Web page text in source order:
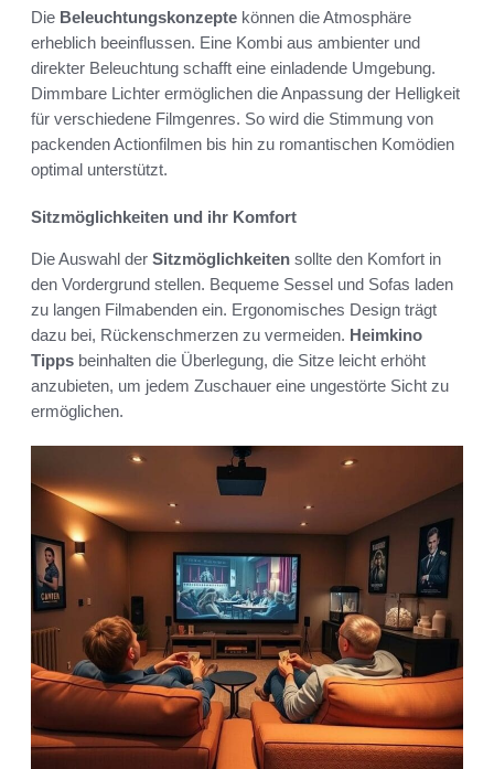
Die Beleuchtungskonzepte können die Atmosphäre
erheblich beeinflussen. Eine Kombi aus ambienter und
direkter Beleuchtung schafft eine einladende Umgebung.
Dimmbare Lichter ermöglichen die Anpassung der Helligkeit
für verschiedene Filmgenres. So wird die Stimmung von
packenden Actionfilmen bis hin zu romantischen Komödien
optimal unterstützt.
Sitzmöglichkeiten und ihr Komfort
Die Auswahl der Sitzmöglichkeiten sollte den Komfort in
den Vordergrund stellen. Bequeme Sessel und Sofas laden
zu langen Filmabenden ein. Ergonomisches Design trägt
dazu bei, Rückenschmerzen zu vermeiden. Heimkino
Tipps beinhalten die Überlegung, die Sitze leicht erhöht
anzubieten, um jedem Zuschauer eine ungestörte Sicht zu
ermöglichen.